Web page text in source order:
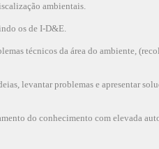
ambientais.
os de I-D&E.
técnicos da área do ambiente,
levantar problemas e apresentar
do conhecimento com elevada